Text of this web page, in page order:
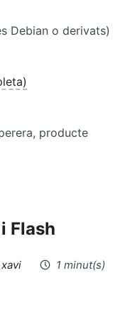
Debian o derivats)
producte
Flash
per
xavi
1 minut(s)